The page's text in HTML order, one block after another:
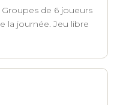
de 6 joueurs
la journée. Jeu libre